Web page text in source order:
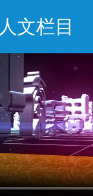
文栏目